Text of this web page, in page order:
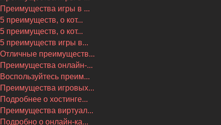
Преимущества игры в ...
5 преимуществ, о кот...
5 преимуществ, о кот...
5 преимуществ игры в...
Отличные преимуществ...
Преимущества онлайн-...
Воспользуйтесь преим...
Преимущества игровых...
Подробнее о хостинге...
Преимущества виртуал...
Подробно о онлайн-ка...